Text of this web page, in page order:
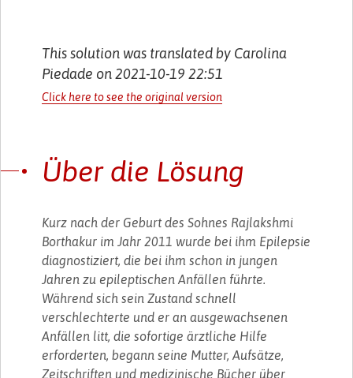
This solution was translated by Carolina
Piedade on 2021-10-19 22:51
Click here to see the original version
Über die Lösung
Kurz nach der Geburt des Sohnes Rajlakshmi
Borthakur im Jahr 2011 wurde bei ihm Epilepsie
diagnostiziert, die bei ihm schon in jungen
Jahren zu epileptischen Anfällen führte.
Während sich sein Zustand schnell
verschlechterte und er an ausgewachsenen
Anfällen litt, die sofortige ärztliche Hilfe
erforderten, begann seine Mutter, Aufsätze,
Zeitschriften und medizinische Bücher über